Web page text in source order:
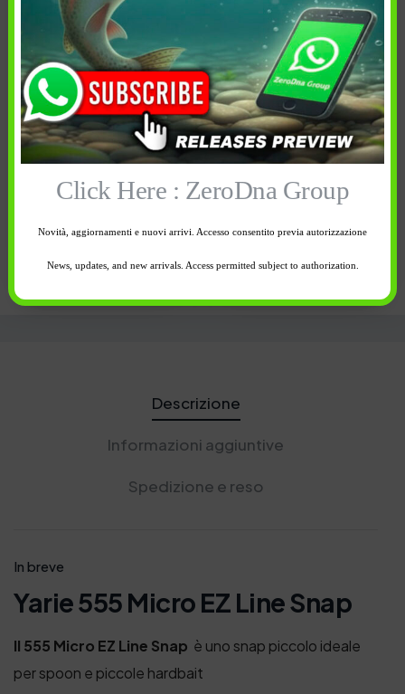
In confezione: 24 pcs
Size snap:
SS
1 disponibili
- +
carrello
In confezione: 24 pcs
Size snap:
SSS
2 disponibili
- +
carrello
Descrizione
Informazioni aggiuntive
Spedizione e reso
In breve
Yarie 555 Micro EZ Line Snap
Il 555 Micro EZ Line Snap è uno snap piccolo ideale
per spoon e piccole hardbait
Click Here : ZeroDna Group
Novità, aggiornamenti e nuovi arrivi. Accesso consentito previa autorizzazione
News, updates, and new arrivals. Access permitted subject to authorization.